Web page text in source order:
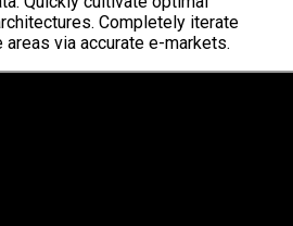
Completely iterate
via accurate e-markets.